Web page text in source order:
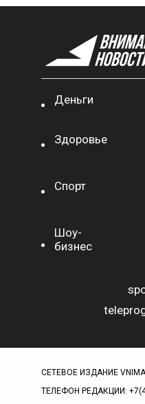
Деньги
Здоровье
Спорт
Шоу-
бизнес
СЕТЕВОЕ ИЗДАНИЕ
ТЕЛЕФОН РЕДАКЦИИ: